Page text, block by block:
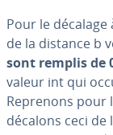
Pour le décalage
de la distance b
sont remplis de
valeur int qui
Reprenons pour
décalons ceci